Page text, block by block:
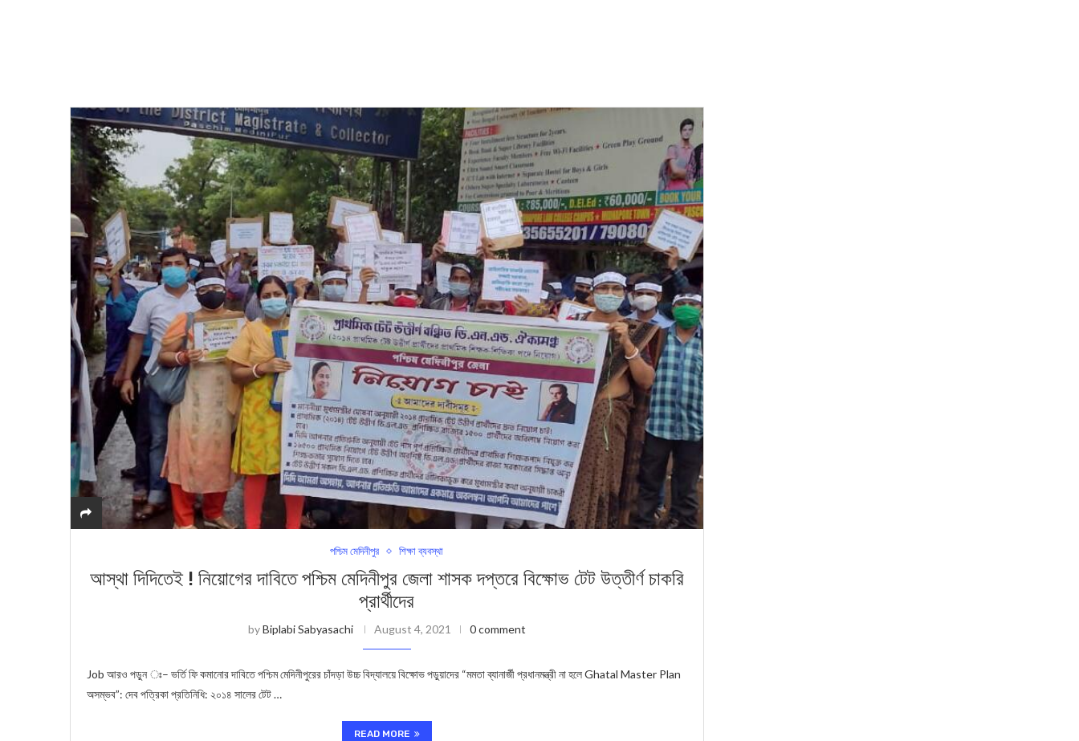
পশ্চিম মেদিনীপুর শিক্ষা ব্যবস্থা
আস্থা দিদিতেই ! নিয়োগের দাবিতে পশ্চিম মেদিনীপুর জেলা শাসক দপ্তরে বিক্ষোভ টেট উত্তীর্ণ চাকরি
প্রার্থীদের
byBiplabi Sabyasachi August 4, 2021 0 comment
Job আরও পড়ুন ঃ– ভর্তি ফি কমানোর দাবিতে পশ্চিম মেদিনীপুরের চাঁদড়া উচ্চ বিদ্যালয়ে বিক্ষোভ পড়ুয়াদের “মমতা ব্যানার্জী প্রধানমন্ত্রী না হলে Ghatal Master Plan
অসম্ভব”: দেব পত্রিকা প্রতিনিধি: ২০১৪ সালের টেট …
READ MORE